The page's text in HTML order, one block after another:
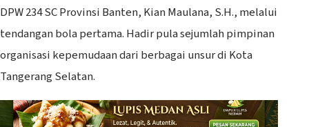
DPW 234 SC Provinsi Banten, Kian Maulana, S.H., melalui
tendangan bola pertama. Hadir pula sejumlah pimpinan
organisasi kepemudaan dari berbagai unsur di Kota
Tangerang Selatan.